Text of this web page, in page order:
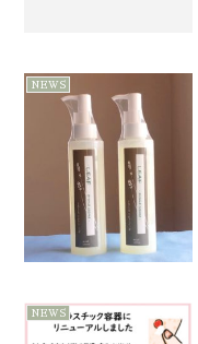
NEWS
NEWS